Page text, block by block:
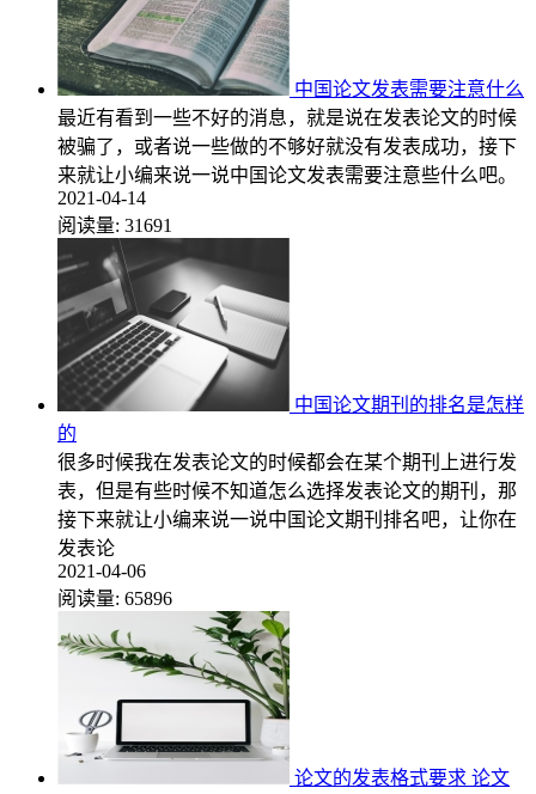
中国论文发表需要注意什么
最近有看到一些不好的消息，就是说在发表论文的时候
被骗了，或者说一些做的不够好就没有发表成功，接下
来就让小编来说一说中国论文发表需要注意些什么吧。
2021-04-14
阅读量: 31691
中国论文期刊的排名是怎样
的
很多时候我在发表论文的时候都会在某个期刊上进行发
表，但是有些时候不知道怎么选择发表论文的期刊，那
接下来就让小编来说一说中国论文期刊排名吧，让你在
发表论
2021-04-06
阅读量: 65896
论文的发表格式要求 论文